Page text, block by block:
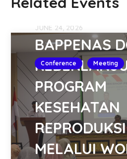
Conference Meeting
JUNE 24, 2026
BAPPENAS
PROGRAM
KESEHATAN
REPRODUKSI
MELALUI